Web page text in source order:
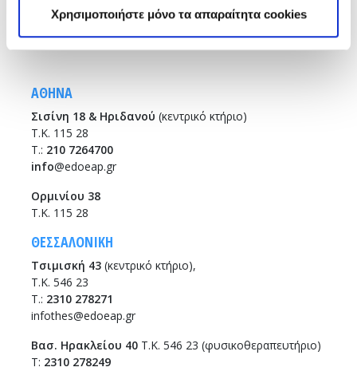
Χρησιμοποιήστε μόνο τα απαραίτητα cookies
ΑΘΗΝΑ
Σισίνη 18 & Ηριδανού (κεντρικό κτήριο)
Τ.Κ. 115 28
T.: 210 7264700
info@edoeap.gr
Ορμινίου 38
Τ.Κ. 115 28
ΘΕΣΣΑΛΟΝΙΚΗ
Τσιμισκή 43 (κεντρικό κτήριο),
Τ.Κ. 546 23
T.: 2310 278271
infothes@edoeap.gr
Βασ. Ηρακλείου 40 Τ.Κ. 546 23 (φυσικοθεραπευτήριο)
Τ: 2310 278249